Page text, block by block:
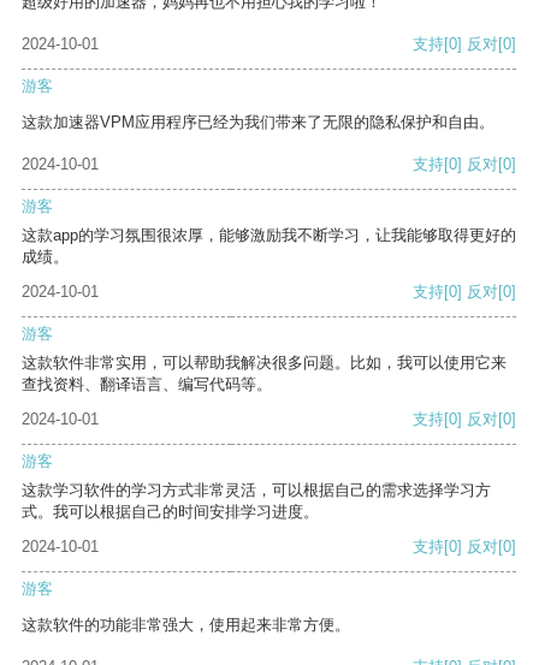
2024-10-01 支持[0] 反对[0]
游客
这款加速器VPM应用程序已经为我们带来了无限的隐私保护和自由。
2024-10-01 支持[0] 反对[0]
游客
这款app的学习氛围很浓厚，能够激励我不断学习，让我能够取得更好的
成绩。
2024-10-01
支持[0] 反对[0]
游客
这款软件非常实用，可以帮助我解决很多问题。比如，我可以使用它来
查找资料、翻译语言、编写代码等。
2024-10-01
支持[0] 反对[0]
游客
这款学习软件的学习方式非常灵活，可以根据自己的需求选择学习方
式。我可以根据自己的时间安排学习进度。
2024-10-01
支持[0] 反对[0]
游客
这款软件的功能非常强大，使用起来非常方便。